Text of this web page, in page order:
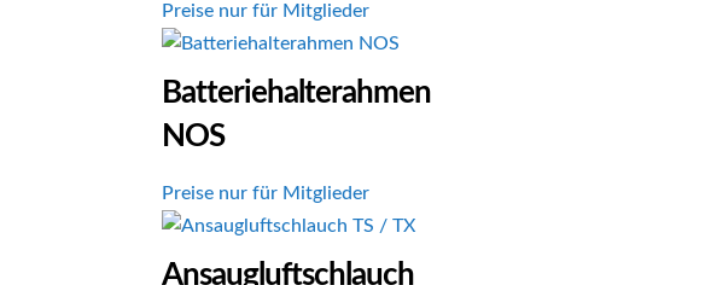
Preise nur für Mitglieder
Batteriehalterahmen
NOS
Preise nur für Mitglieder
Ansaugluftschlauch